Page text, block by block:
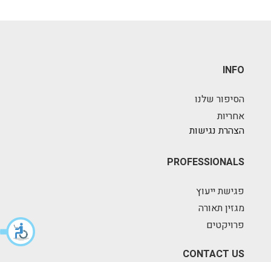
INFO
הסיפור שלנו
אחריות
הצהרת נגישות
PROFESSIONALS
פגישת ייעוץ
מגזין תאורה
פרויקטים
CONTACT US